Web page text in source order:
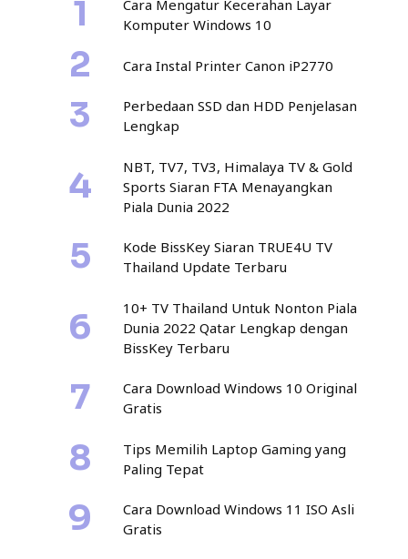
Cara Mengatur Kecerahan Layar
Komputer Windows 10
Cara Instal Printer Canon iP2770
Perbedaan SSD dan HDD Penjelasan
Lengkap
NBT, TV7, TV3, Himalaya TV & Gold
Sports Siaran FTA Menayangkan
Piala Dunia 2022
Kode BissKey Siaran TRUE4U TV
Thailand Update Terbaru
10+ TV Thailand Untuk Nonton Piala
Dunia 2022 Qatar Lengkap dengan
BissKey Terbaru
Cara Download Windows 10 Original
Gratis
Tips Memilih Laptop Gaming yang
Paling Tepat
Cara Download Windows 11 ISO Asli
Gratis